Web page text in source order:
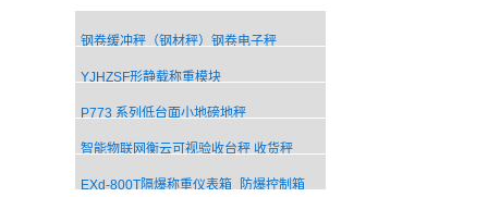
钢卷缓冲秤（钢材秤）钢卷电子秤
YJHZSF形静载称重模块
P773 系列低台面小地磅地秤
智能物联网衡云可视验收台秤 收货秤
EXd-800T隔爆称重仪表箱_防爆控制箱